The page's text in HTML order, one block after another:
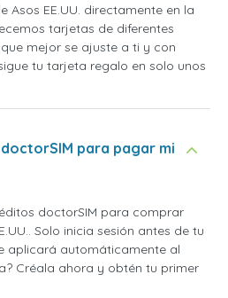
EE.UU. directamente en la
tarjetas de diferentes
mejor se ajuste a ti y con
tu tarjeta regalo en solo unos
para pagar mi
doctorSIM para comprar
Solo inicia sesión antes de tu
aplicará automáticamente al
Créala ahora y obtén tu primer